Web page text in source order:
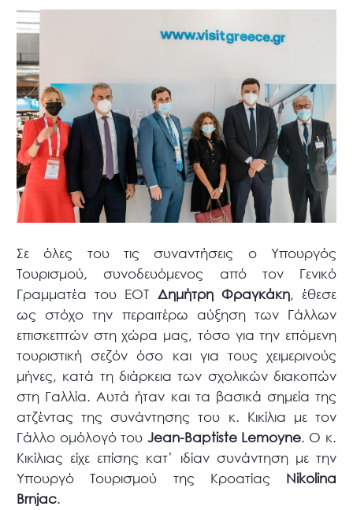
Σε όλες του τις συναντήσεις ο Υπουργός
Τουρισμού, συνοδευόμενος από τον Γενικό
Γραμματέα του ΕΟΤ Δημήτρη Φραγκάκη, έθεσε
ως στόχο την περαιτέρω αύξηση των Γάλλων
επισκεπτών στη χώρα μας, τόσο για την επόμενη
τουριστική σεζόν όσο και για τους χειμερινούς
μήνες, κατά τη διάρκεια των σχολικών διακοπών
στη Γαλλία. Αυτά ήταν και τα βασικά σημεία της
ατζέντας της συνάντησης του κ. Κικίλια με τον
Γάλλο ομόλογό του Jean-Baptiste Lemoyne. Ο κ.
Κικίλιας είχε επίσης κατ’ ιδίαν συνάντηση με την
Υπουργό Τουρισμού της Κροατίας Nikolina
Brnjac.